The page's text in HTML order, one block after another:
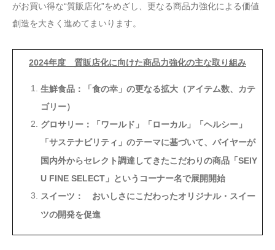
がお買い得な“質販店化”をめざし、更なる商品力強化による価値
創造を大きく進めてまいります。
2024年度 質販店化に向けた商品力強化の主な取り組み
生鮮食品：「食の幸」の更なる拡大（アイテム数、カテ
ゴリー）
グロサリー：「ワールド」「ローカル」「ヘルシー」
「サステナビリティ」のテーマに基づいて、バイヤーが
国内外からセレクト調達してきたこだわりの商品「SEIY
U FINE SELECT」というコーナー名で展開開始
スイーツ： おいしさにこだわったオリジナル・スイー
ツの開発を促進